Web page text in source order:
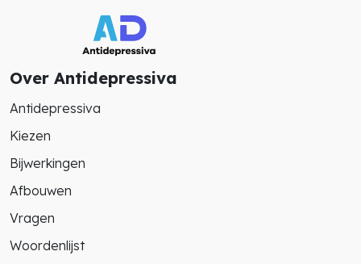
Over Antidepressiva
Antidepressiva
Kiezen
Bijwerkingen
Afbouwen
Vragen
Woordenlijst